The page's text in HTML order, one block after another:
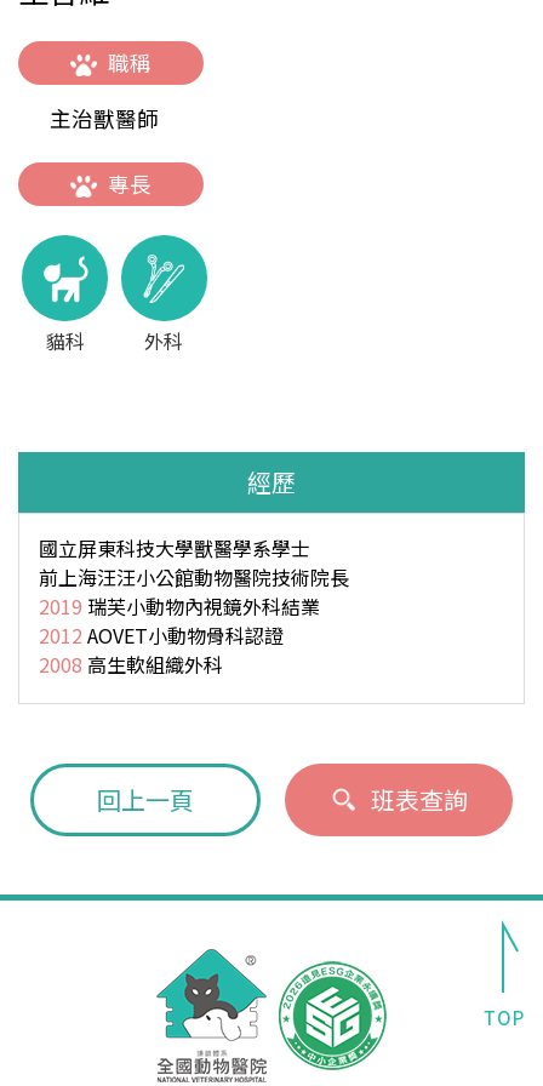
職稱
主治獸醫師
專長
貓科 外科
經歷
國立屏東科技大學獸醫學系學士
前上海汪汪小公館動物醫院技術院長
2019 瑞芙小動物內視鏡外科結業
2012 AOVET小動物骨科認證
2008 高生軟組織外科
回上一頁 班表查詢